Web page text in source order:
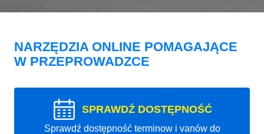
NARZĘDZIA ONLINE POMAGAJĄCE
W PRZEPROWADZCE
SPRAWDŹ DOSTĘPNOŚĆ
Sprawdź dostępność terminow i vanów do